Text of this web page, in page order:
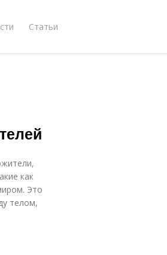
Статьи
как
Это
телом,